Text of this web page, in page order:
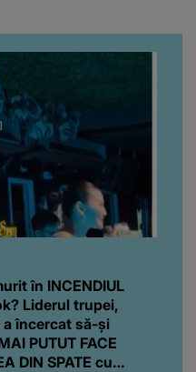
în INCENDIUL
Liderul trupei,
încercat să-și
PUTUT FACE
DIN SPATE cu